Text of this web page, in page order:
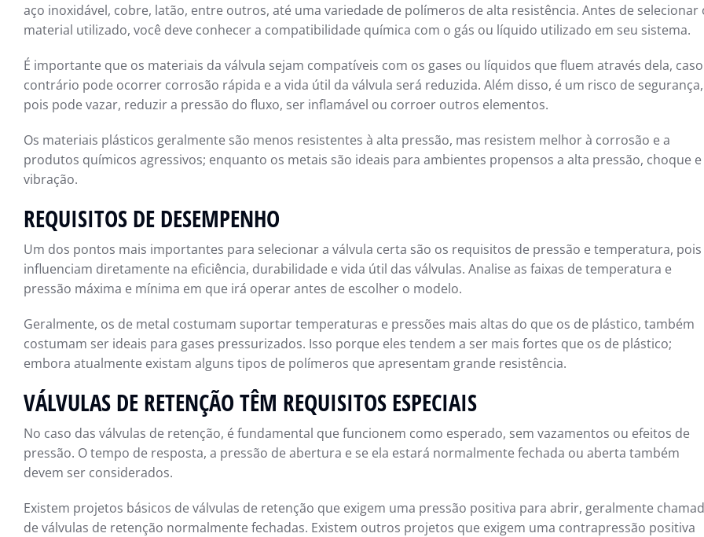
aço inoxidável, cobre, latão, entre outros, até uma variedade de polímeros de alta resistência. Antes de selecionar
material utilizado, você deve conhecer a compatibilidade química com o gás ou líquido utilizado em seu sistema.
É importante que os materiais da válvula sejam compatíveis com os gases ou líquidos que fluem através dela, caso
contrário pode ocorrer corrosão rápida e a vida útil da válvula será reduzida. Além disso, é um risco de segurança,
pois pode vazar, reduzir a pressão do fluxo, ser inflamável ou corroer outros elementos.
Os materiais plásticos geralmente são menos resistentes à alta pressão, mas resistem melhor à corrosão e a
produtos químicos agressivos; enquanto os metais são ideais para ambientes propensos a alta pressão, choque e
vibração.
REQUISITOS DE DESEMPENHO
Um dos pontos mais importantes para selecionar a válvula certa são os requisitos de pressão e temperatura, pois
influenciam diretamente na eficiência, durabilidade e vida útil das válvulas. Analise as faixas de temperatura e
pressão máxima e mínima em que irá operar antes de escolher o modelo.
Geralmente, os de metal costumam suportar temperaturas e pressões mais altas do que os de plástico, também
costumam ser ideais para gases pressurizados. Isso porque eles tendem a ser mais fortes que os de plástico;
embora atualmente existam alguns tipos de polímeros que apresentam grande resistência.
VÁLVULAS DE RETENÇÃO TÊM REQUISITOS ESPECIAIS
No caso das válvulas de retenção, é fundamental que funcionem como esperado, sem vazamentos ou efeitos de
pressão. O tempo de resposta, a pressão de abertura e se ela estará normalmente fechada ou aberta também
devem ser considerados.
Existem projetos básicos de válvulas de retenção que exigem uma pressão positiva para abrir, geralmente
de válvulas de retenção normalmente fechadas. Existem outros projetos que exigem uma contrapressão positiva